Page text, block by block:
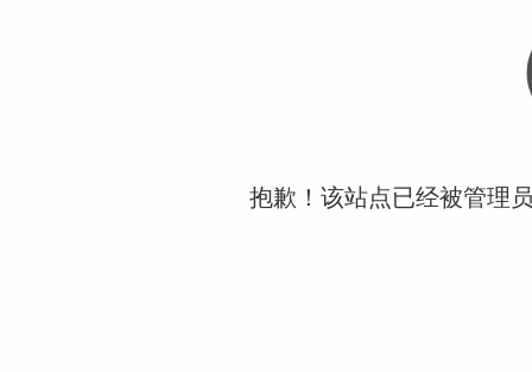
抱歉！该站点已经被管理